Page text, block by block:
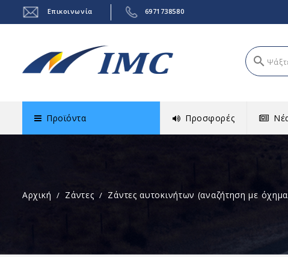
Επικοινωνία 6971738580
search
Προϊόντα Προσφορές
Αρχική Ζάντες Ζάντες αυτοκινήτων (αναζήτηση με